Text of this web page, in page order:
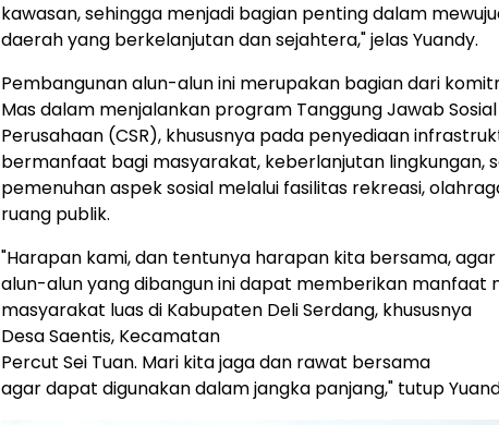
kawasan, sehingga menjadi bagian penting dalam
daerah yang berkelanjutandan sejahtera," jelas Yuandy.
Pembangunan alun-alun ini merupakan bagian dari
Mas dalam menjalankan program Tanggung Jawab Sosial
Perusahaan (CSR), khususnya pada penyediaan
bermanfaat bagi masyarakat, keberlanjutan lingkungan,
pemenuhan aspek sosial melalui fasilitas rekreasi,
ruang publik.
"Harapan kami, dan tentunya harapan kita bersama,
alun-alun yang dibangun ini dapat memberikan manfaat
masyarakat luas di Kabupaten Deli Serdang, khususnya
Desa Saentis, Kecamatan
Percut Sei Tuan. Mari kita jaga dan rawat bersama
agar dapat digunakan dalam jangka panjang," tutup